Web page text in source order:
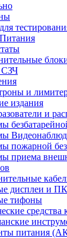
и
издания
и
пожарной
приема
дисплеи и ПК
тифоны
средства
питания